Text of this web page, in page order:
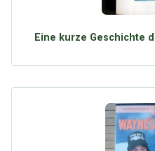
Eine kurze Geschichte